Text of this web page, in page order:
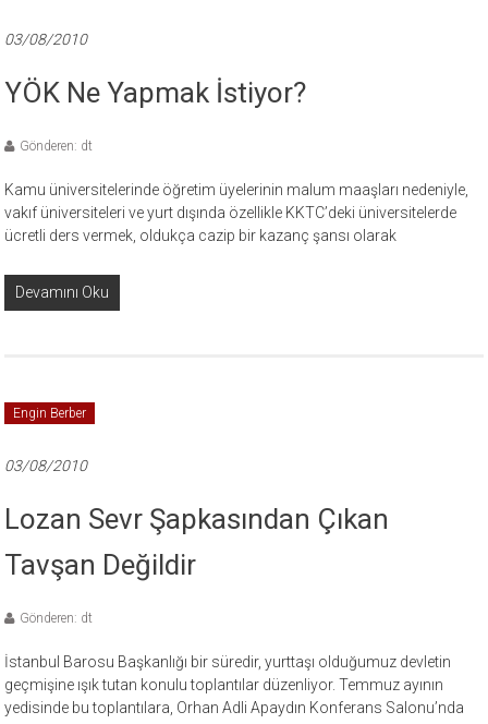
03/08/2010
YÖK Ne Yapmak İstiyor?
Gönderen: dt
Kamu üniversitelerinde öğretim üyelerinin malum maaşları nedeniyle,
vakıf üniversiteleri ve yurt dışında özellikle KKTC’deki üniversitelerde
ücretli ders vermek, oldukça cazip bir kazanç şansı olarak
Devamını Oku
Engin Berber
03/08/2010
Lozan Sevr Şapkasından Çıkan
Tavşan Değildir
Gönderen: dt
İstanbul Barosu Başkanlığı bir süredir, yurttaşı olduğumuz devletin
geçmişine ışık tutan konulu toplantılar düzenliyor. Temmuz ayının
yedisinde bu toplantılara, Orhan Adli Apaydın Konferans Salonu’nda